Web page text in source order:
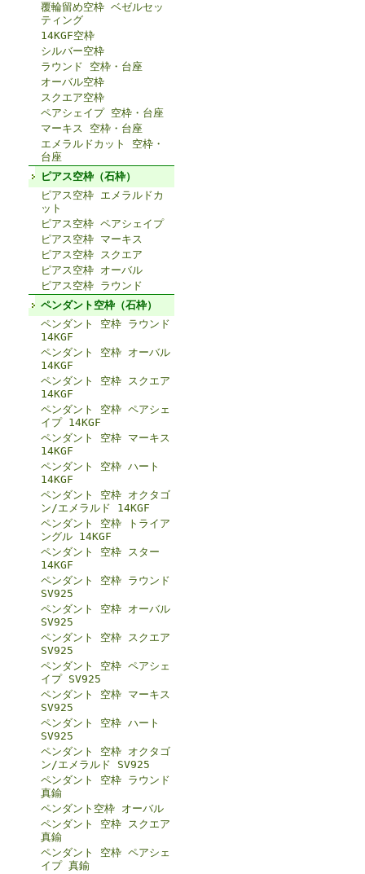
覆輪留め空枠 ベゼルセッ
ティング
14KGF空枠
シルバー空枠
ラウンド 空枠・台座
オーバル空枠
スクエア空枠
ペアシェイプ 空枠・台座
マーキス 空枠・台座
エメラルドカット 空枠・
台座
ピアス空枠（石枠）
ピアス空枠 エメラルドカ
ット
ピアス空枠 ペアシェイプ
ピアス空枠 マーキス
ピアス空枠 スクエア
ピアス空枠 オーバル
ピアス空枠 ラウンド
ペンダント空枠（石枠）
ペンダント 空枠 ラウンド
14KGF
ペンダント 空枠 オーバル
14KGF
ペンダント 空枠 スクエア
14KGF
ペンダント 空枠 ペアシェ
イプ 14KGF
ペンダント 空枠 マーキス
14KGF
ペンダント 空枠 ハート
14KGF
ペンダント 空枠 オクタゴ
ン/エメラルド 14KGF
ペンダント 空枠 トライア
ングル 14KGF
ペンダント 空枠 スター
14KGF
ペンダント 空枠 ラウンド
SV925
ペンダント 空枠 オーバル
SV925
ペンダント 空枠 スクエア
SV925
ペンダント 空枠 ペアシェ
イプ SV925
ペンダント 空枠 マーキス
SV925
ペンダント 空枠 ハート
SV925
ペンダント 空枠 オクタゴ
ン/エメラルド SV925
ペンダント 空枠 ラウンド
真鍮
ペンダント空枠 オーバル
ペンダント 空枠 スクエア
真鍮
ペンダント 空枠 ペアシェ
イプ 真鍮